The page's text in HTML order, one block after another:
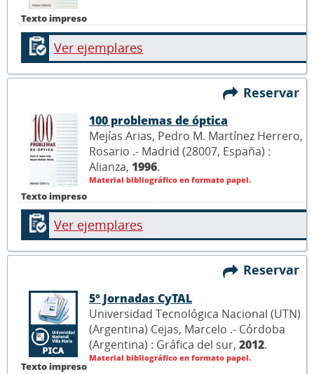
Texto impreso
Ver ejemplares
Reservar
Texto impreso
100 problemas de óptica
Mejías Arias, Pedro M. Martínez Herrero,
Rosario .- Madrid (28007, España) :
Alianza, 1996.
Material bibliográfico en formato papel.
Ver ejemplares
Reservar
Texto impreso
5° Jornadas CyTAL
Universidad Tecnológica Nacional (UTN)
(Argentina) Cejas, Marcelo .- Córdoba
(Argentina) : Gráfica del sur, 2012.
Material bibliográfico en formato papel.